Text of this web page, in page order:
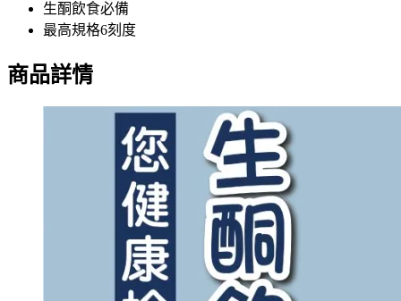
生酮飲食必備
最高規格6刻度
商品詳情